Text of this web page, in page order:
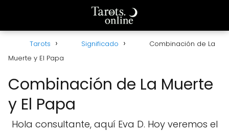
Tarots Significado
Combinación de La
Muerte y El Papa
Combinación de La Muerte
y El Papa
Hola consultante, aquí Eva D. Hoy veremos el